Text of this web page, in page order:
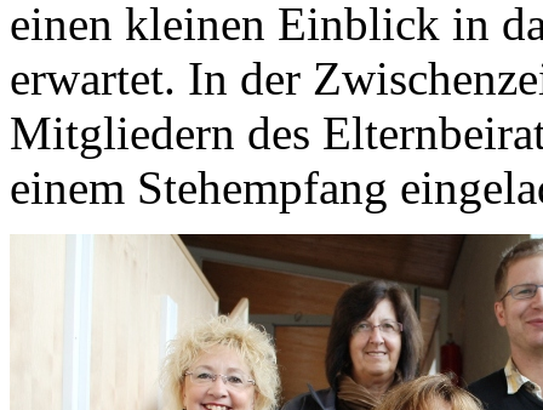
einen kleinen Einblick in
erwartet. In der
Mitgliedern des
einem Stehempfang